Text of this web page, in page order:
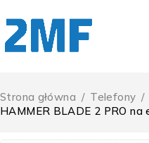
Strona główna / Telefony /
HAMMER BLADE 2 PRO na